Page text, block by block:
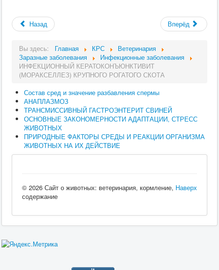
Назад Вперёд
Вы здесь: Главная КРС
Ветеринария
Заразные заболевания
Инфекционные заболевания
ИНФЕКЦИОННЫЙ КЕРАТОКОНЪЮНКТИВИТ
(МОРАКСЕЛЛЕЗ) КРУПНОГО РОГАТОГО СКОТА
Состав сред и значение разбавления спермы
АНАПЛАЗМОЗ
ТРАНСМИССИВНЫЙ ГАСТРОЭНТЕРИТ СВИНЕЙ
ОСНОВНЫЕ ЗАКОНОМЕРНОСТИ АДАПТАЦИИ, СТРЕСС
ЖИВОТНЫХ
ПРИРОДНЫЕ ФАКТОРЫ СРЕДЫ И РЕАКЦИИ ОРГАНИЗМА
ЖИВОТНЫХ НА ИХ ДЕЙСТВИЕ
Наверх
© 2026 Сайт о животных: ветеринария, кормление,
содержание